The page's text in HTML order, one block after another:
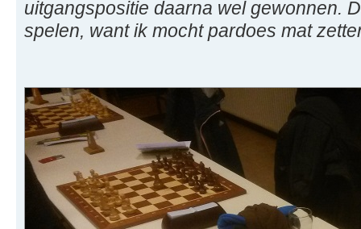
uitgangspositie daarna wel gewonnen.
spelen, want ik mocht pardoes mat